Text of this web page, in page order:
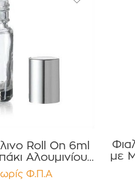
Roll On 6ml
Αλουμινίου
12 τεμαχίων
Φ.Π.Α
με